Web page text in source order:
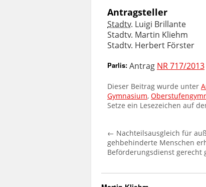
Antragsteller
Stadtv. Luigi Brillante
Stadtv. Martin Kliehm
Stadtv. Herbert Förster
Parlis: Antrag NR 717/2013
Dieser Beitrag wurde unter
Gymnasium,
Setze ein Lesezeichen auf
← Nachteilsausgleich für
gehbehinderte Menschen
Beförderungsdienst gerecht